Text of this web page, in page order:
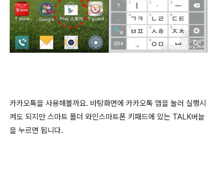
카카오톡을 사용해볼까요. 바탕화면에 카카오톡 앱을 눌러 실행시
켜도 되지만 스마트 폴더 와인스마트폰 키패드에 있는 TALK버늩
을 누르면 됩니다.